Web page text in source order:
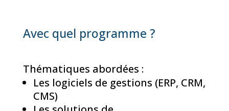
Avec quel programme ?
Thématiques abordées :
Les logiciels de gestions (ERP, CRM,
CMS)